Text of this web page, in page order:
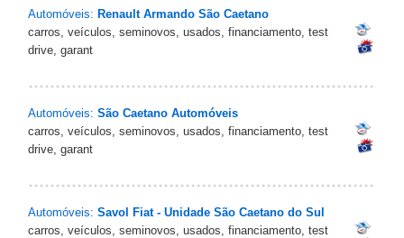
Automóveis: Renault Armando São Caetano
carros, veículos, seminovos, usados, financiamento, test
drive, garant
Automóveis: São Caetano Automóveis
carros, veículos, seminovos, usados, financiamento, test
drive, garant
Automóveis: Savol Fiat - Unidade São Caetano do Sul
carros, veículos, seminovos, usados, financiamento, test